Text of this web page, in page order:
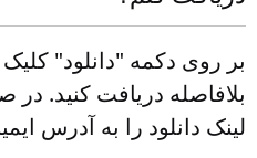
بر روی دکمه "دانلود" کلیک
بلافاصله دریافت کنید.
لینک دانلود را به آدرس